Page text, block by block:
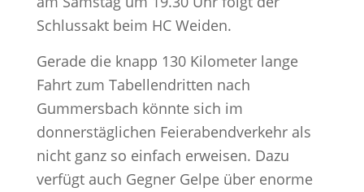
Schlussakt beim HC Weiden.
Gerade die knapp 130 Kilometer lange
Fahrt zum Tabellendritten nach
Gummersbach könnte sich im
donnerstäglichen Feierabendverkehr als
nicht ganz so einfach erweisen. Dazu
verfügt auch Gegner Gelpe über enorme